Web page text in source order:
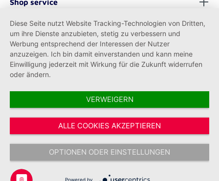
Shop service
Informationen
Vertrag widerrufen
* Alle Preise inkl. gesetzl. Mehrwertsteuer zzgl.Versandkostenund ggf.
Nachnahmegebühren, wenn nicht anders angegeben.
Copyright © 2026 Johanniter-Unfall-Hilfe e.V. - Alle Rechte
vorbehalten.
Diese Seite nutzt Website Tracking-Technologien von Dritten,
um ihre Dienste anzubieten, stetig zu verbessern und
Werbung entsprechend der Interessen der Nutzer
anzuzeigen. Ich bin damit einverstanden und kann meine
Einwilligung jederzeit mit Wirkung für die Zukunft widerrufen
oder ändern.
VERWEIGERN
ALLE COOKIES AKZEPTIEREN
OPTIONEN ODER EINSTELLUNGEN
Powered by